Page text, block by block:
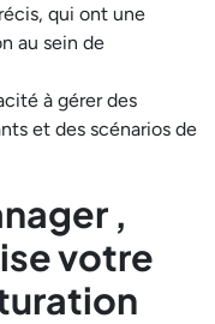
qui ont une
au sein de
à gérer des
et des scénarios de
,
votre